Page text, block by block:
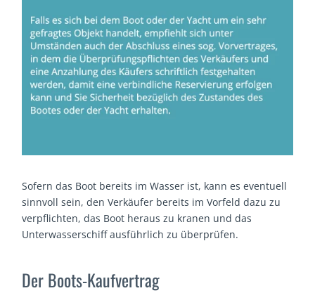
Sofern das Boot bereits im Wasser ist, kann es eventuell
sinnvoll sein, den Verkäufer bereits im Vorfeld dazu zu
verpflichten, das Boot heraus zu kranen und das
Unterwasserschiff ausführlich zu überprüfen.
Der Boots-Kaufvertrag